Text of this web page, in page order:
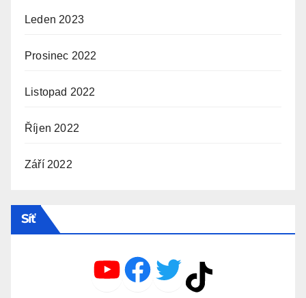
Leden 2023
Prosinec 2022
Listopad 2022
Říjen 2022
Září 2022
Síť
YouTube
Facebook
TwitterTikTok